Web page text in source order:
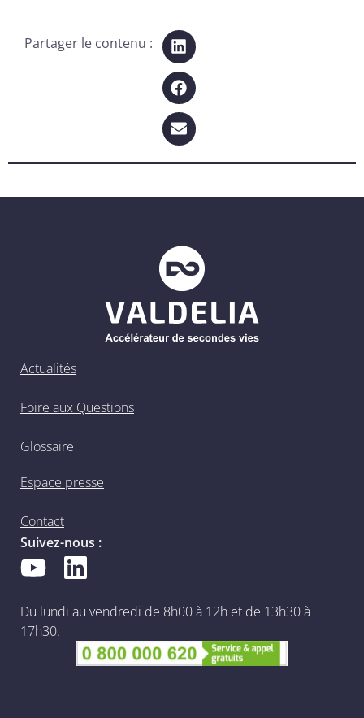
Partager le contenu :
Actualités
Foire aux Questions
Glossaire
Espace presse
Contact
Suivez-nous :
Du lundi au vendredi de 8h00 à 12h et de 13h30 à
17h30.